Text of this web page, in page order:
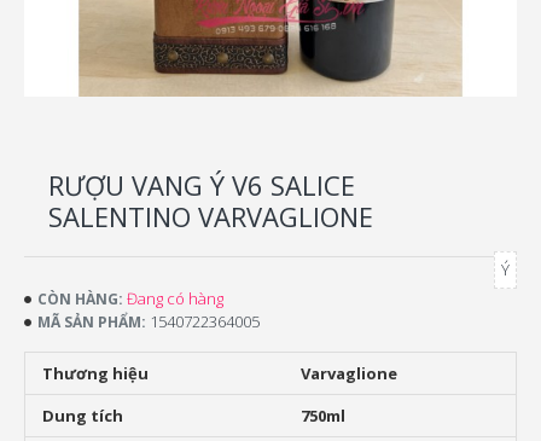
RƯỢU VANG Ý V6 SALICE
SALENTINO VARVAGLIONE
Thương hiệu
Varvaglione
Dung tích
750ml
CÒN HÀNG: Đang có hàng
MÃ SẢN PHẨM: 1540722364005
Ý